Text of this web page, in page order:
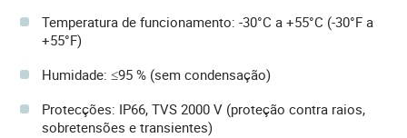
Temperatura de funcionamento: -30°C a +55°C (-30°F a
+55°F)
Humidade: ≤95 % (sem condensação)
Protecções: IP66, TVS 2000 V (proteção contra raios,
sobretensões e transientes)